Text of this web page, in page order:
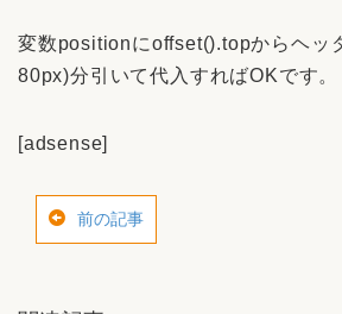
変数positionにoffset().topからヘッ
80px)分引いて代入すればOKです。
[adsense]
前の記事